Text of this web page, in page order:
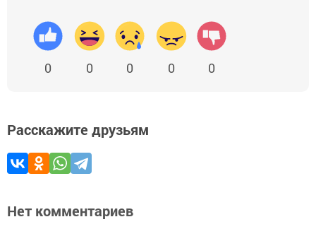
0 0 0 0 0
Расскажите друзьям
Нет комментариев